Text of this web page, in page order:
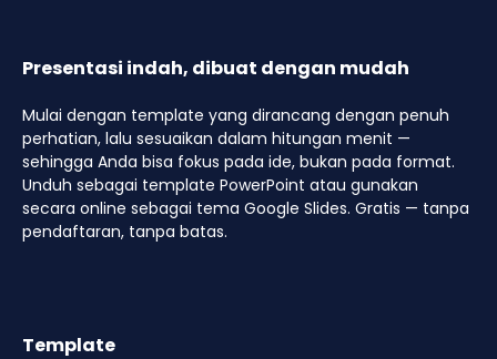
Presentasi indah, dibuat dengan mudah
Mulai dengan template yang dirancang dengan penuh
perhatian, lalu sesuaikan dalam hitungan menit —
sehingga Anda bisa fokus pada ide, bukan pada format.
Unduh sebagai template PowerPoint atau gunakan
secara online sebagai tema Google Slides. Gratis — tanpa
pendaftaran, tanpa batas.
Template